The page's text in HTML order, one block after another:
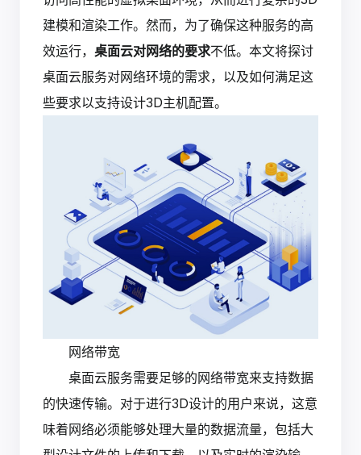
建模和渲染工作。然而，为了确保这种服务的高
效运行， 桌面云对网络的要求不低。本文将探讨
桌面云服务对网络环境的需求，以及如何满足这
些要求以支持设计3D主机配置。
网络带宽
桌面云服务需要足够的网络带宽来支持数据
的快速传输。对于进行3D设计的用户来说，这意
味着网络必须能够处理大量的数据流量，包括大